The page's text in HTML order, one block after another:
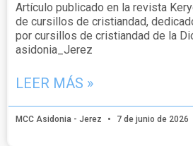
Artículo publicado en la revista
de cursillos de cristiandad,
por cursillos de cristiandad de la
asidonia_Jerez
LEER MÁS »
MCC Asidonia - Jerez 7 de junio de 2026